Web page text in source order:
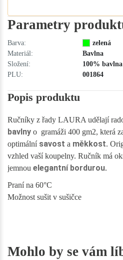
Parametry
Barva:
zelená
Materiál:
Bavlna
Složení:
100% bavlna
PLU:
001864
Popis produktu
Ručníky z řady LAURA udělají
bavlny o gramáži 400 gm2, která
optimálnísavost a měkkost.
vzhled vaší koupelny. Ručník má
jemnou elegantní bordurou.
Praní na 60°C
Možnost sušit v sušičce
Mohlo by se vám